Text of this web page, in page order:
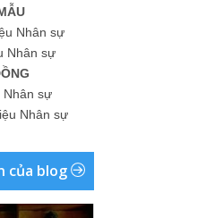
Nhân sự
Nhân sự
Nhân sự
Nhân sự
của blog